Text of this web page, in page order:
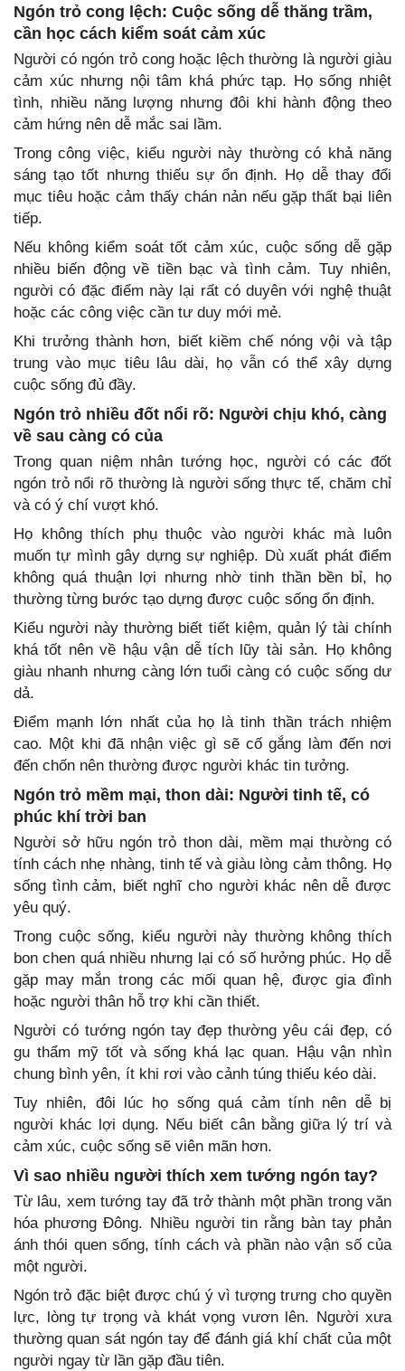
Ngón trỏ cong lệch: Cuộc sống dễ thăng trầm,
cần học cách kiểm soát cảm xúc
Người có ngón trỏ cong hoặc lệch thường là người giàu
cảm xúc nhưng nội tâm khá phức tạp. Họ sống nhiệt
tình, nhiều năng lượng nhưng đôi khi hành động theo
cảm hứng nên dễ mắc sai lầm.
Trong công việc, kiểu người này thường có khả năng
sáng tạo tốt nhưng thiếu sự ổn định. Họ dễ thay đổi
mục tiêu hoặc cảm thấy chán nản nếu gặp thất bại liên
tiếp.
Nếu không kiểm soát tốt cảm xúc, cuộc sống dễ gặp
nhiều biến động về tiền bạc và tình cảm. Tuy nhiên,
người có đặc điểm này lại rất có duyên với nghệ thuật
hoặc các công việc cần tư duy mới mẻ.
Khi trưởng thành hơn, biết kiềm chế nóng vội và tập
trung vào mục tiêu lâu dài, họ vẫn có thể xây dựng
cuộc sống đủ đầy.
Ngón trỏ nhiều đốt nổi rõ: Người chịu khó, càng
về sau càng có của
Trong quan niệm nhân tướng học, người có các đốt
ngón trỏ nổi rõ thường là người sống thực tế, chăm chỉ
và có ý chí vượt khó.
Họ không thích phụ thuộc vào người khác mà luôn
muốn tự mình gây dựng sự nghiệp. Dù xuất phát điểm
không quá thuận lợi nhưng nhờ tinh thần bền bỉ, họ
thường từng bước tạo dựng được cuộc sống ổn định.
Kiểu người này thường biết tiết kiệm, quản lý tài chính
khá tốt nên về hậu vận dễ tích lũy tài sản. Họ không
giàu nhanh nhưng càng lớn tuổi càng có cuộc sống dư
dả.
Điểm mạnh lớn nhất của họ là tinh thần trách nhiệm
cao. Một khi đã nhận việc gì sẽ cố gắng làm đến nơi
đến chốn nên thường được người khác tin tưởng.
Ngón trỏ mềm mại, thon dài: Người tinh tế, có
phúc khí trời ban
Người sở hữu ngón trỏ thon dài, mềm mại thường có
tính cách nhẹ nhàng, tinh tế và giàu lòng cảm thông. Họ
sống tình cảm, biết nghĩ cho người khác nên dễ được
yêu quý.
Trong cuộc sống, kiểu người này thường không thích
bon chen quá nhiều nhưng lại có số hưởng phúc. Họ dễ
gặp may mắn trong các mối quan hệ, được gia đình
hoặc người thân hỗ trợ khi cần thiết.
Người có tướng ngón tay đẹp thường yêu cái đẹp, có
gu thẩm mỹ tốt và sống khá lạc quan. Hậu vận nhìn
chung bình yên, ít khi rơi vào cảnh túng thiếu kéo dài.
Tuy nhiên, đôi lúc họ sống quá cảm tính nên dễ bị
người khác lợi dụng. Nếu biết cân bằng giữa lý trí và
cảm xúc, cuộc sống sẽ viên mãn hơn.
Vì sao nhiều người thích xem tướng ngón tay?
Từ lâu, xem tướng tay đã trở thành một phần trong văn
hóa phương Đông. Nhiều người tin rằng bàn tay phản
ánh thói quen sống, tính cách và phần nào vận số của
một người.
Ngón trỏ đặc biệt được chú ý vì tượng trưng cho quyền
lực, lòng tự trọng và khát vọng vươn lên. Người xưa
thường quan sát ngón tay để đánh giá khí chất của một
người ngay từ lần gặp đầu tiên.